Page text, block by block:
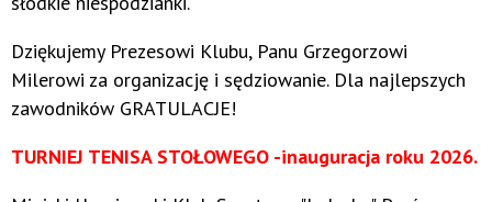
Dziękujemy Prezesowi Klubu, Panu Grzegorzowi
Milerowi za organizację i sędziowanie. Dla najlepszych
zawodników GRATULACJE!
TURNIEJ TENISA STOŁOWEGO -inauguracja roku 2026.